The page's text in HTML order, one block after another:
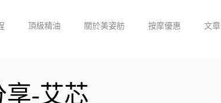
頂級精油 關於美姿舫 按摩優惠 文
享-艾芯